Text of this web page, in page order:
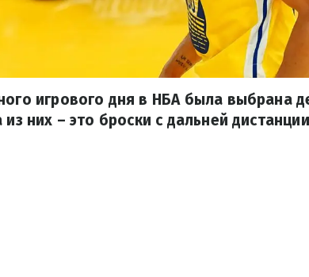
игрового дня в НБА была выбрана
них – это броски с дальней